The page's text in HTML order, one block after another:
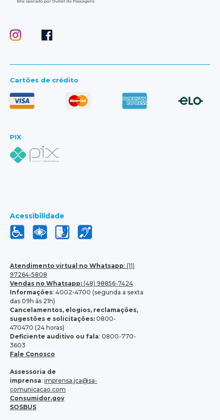
Cartões de crédito
PIX
Acessibilidade
Atendimento virtual no Whatsapp: (11)
97264-5808
Vendas no Whatsapp: (48) 98856-7424
Informações: 4002-4700 (segunda a sexta
das 09h às 21h)
Cancelamentos, elogios, reclamações,
sugestões e solicitações: 0800-
470470 (24 horas)
Deficiente auditivo ou fala: 0800-770-
3603
Fale Conosco
Assessoria de
imprensa: imprensa.jca@sa-
comunicacao.com
Consumidor.gov
SOSBUS